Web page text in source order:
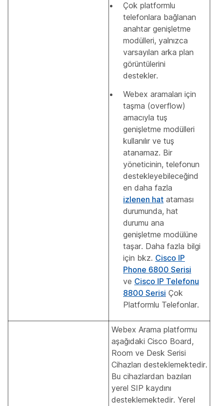
Çok platformlu
telefonlara bağlanan
anahtar genişletme
modülleri, yalnızca
varsayılan arka plan
görüntülerini
destekler.
Webex aramaları için
taşma (overflow)
amacıyla tuş
genişletme modülleri
kullanılır ve tuş
atanamaz. Bir
yöneticinin, telefonun
destekleyebileceğind
en daha fazla
izlenen hat ataması
durumunda, hat
durumu ana
genişletme modülüne
taşar. Daha fazla bilgi
için bkz. Cisco IP
Phone 6800 Serisi
ve Cisco IP Telefonu
8800 Serisi Çok
Platformlu Telefonlar.
Webex Arama platformu
aşağıdaki Cisco Board,
Room ve Desk Serisi
Cihazları desteklemektedir.
Bu cihazlardan bazıları
yerel SIP kaydını
desteklemektedir. Yerel